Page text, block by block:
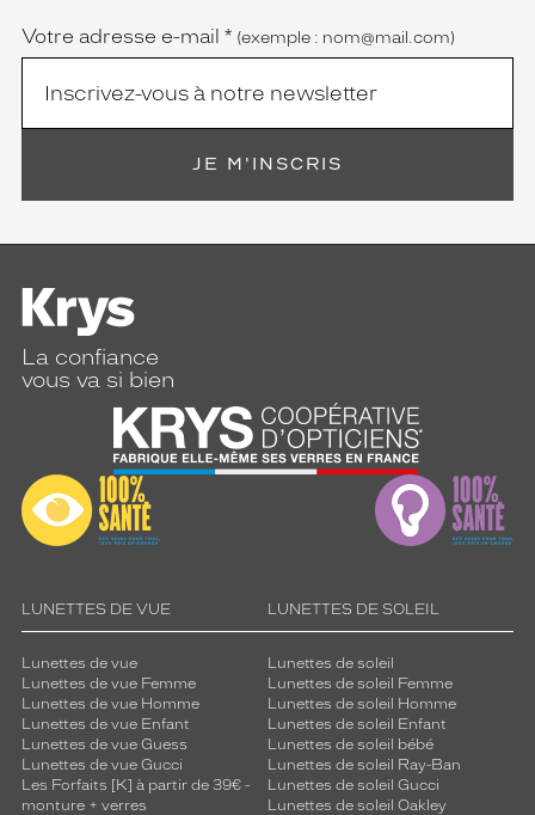
Votre adresse e-mail * (exemple : nom@mail.com)
JE M'INSCRIS
La confiance
vous va si bien
LUNETTES DE VUE
Lunettes de vue
Lunettes de vue Femme
Lunettes de vue Homme
Lunettes de vue Enfant
Lunettes de vue Guess
Lunettes de vue Gucci
Les Forfaits [K] à partir de 39€ -
monture + verres
LUNETTES DE SOLEIL
Lunettes de soleil
Lunettes de soleil Femme
Lunettes de soleil Homme
Lunettes de soleil Enfant
Lunettes de soleil bébé
Lunettes de soleil Ray-Ban
Lunettes de soleil Gucci
Lunettes de soleil Oakley